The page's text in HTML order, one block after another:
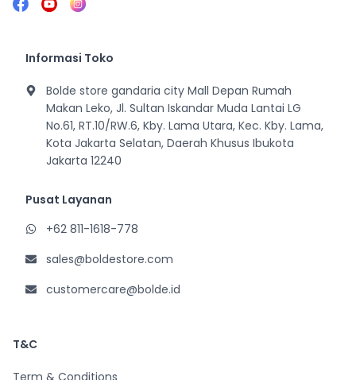
Informasi Toko
Bolde store gandaria city Mall Depan Rumah
Makan Leko, Jl. Sultan Iskandar Muda Lantai LG
No.61, RT.10/RW.6, Kby. Lama Utara, Kec. Kby. Lama,
Kota Jakarta Selatan, Daerah Khusus Ibukota
Jakarta 12240
Pusat Layanan
+62 811-1618-778
sales@boldestore.com
customercare@bolde.id
T&C
Term & Conditions